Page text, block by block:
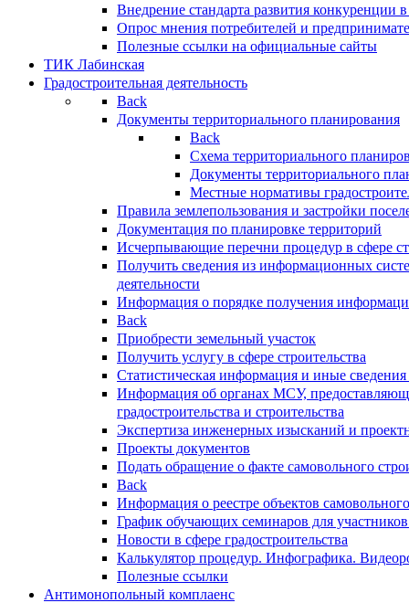
Внедрение стандарта развития конкуренции
Опрос мнения потребителей и
Полезные ссылки на официальные сайты
ТИК Лабинская
Градостроительная деятельность
Back
Документы территориального планирования
Back
Схема территориального
Документы территориального
Местные нормативы
Правила землепользования и застройки
Документация по планировке территорий
Исчерпывающие перечни процедур в сфере
Получить сведения из информационных
деятельности
Информация о порядке получения
Back
Приобрести земельный участок
Получить услугу в сфере строительства
Статистическая информация и иные сведения
Информация об органах МСУ,
градостроительства и строительства
Экспертиза инженерных изысканий и
Проекты документов
Подать обращение о факте самовольного
Back
Информация о реестре объектов
График обучающих семинаров для участников
Новости в сфере градостроительства
Калькулятор процедур. Инфографика.
Полезные ссылки
Антимонопольный комплаенс